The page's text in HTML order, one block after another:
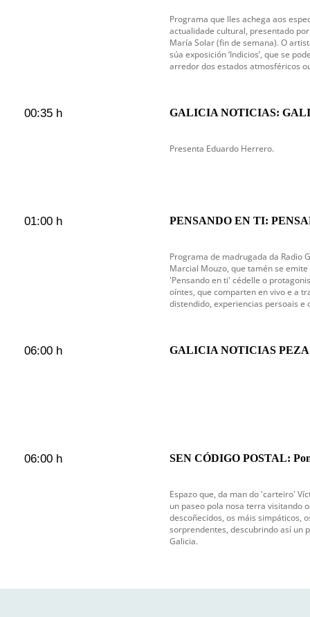
Programa que lles achega aos
actualidade cultural, presentado
María Solar (fin de semana). O
súa exposición ‘Indicios’, que se
arredor dos estados atmosféricos
00:35 h GALICIA NOTICIAS:
Presenta Eduardo Herrero.
01:00 h PENSANDO EN TI:
Programa de madrugada da Radio
Marcial Mouzo, que tamén se
'Pensando en ti' cédelle o
oíntes, que comparten en vivo e a
distendido, experiencias persoais
06:00 h GALICIA NOTICIAS
06:00 h SEN CÓDIGO POSTAL:
Espazo que, da man do 'carteiro'
un paseo pola nosa terra visitando
descoñecidos, os máis simpáticos,
sorprendentes, descubrindo así un
Galicia.